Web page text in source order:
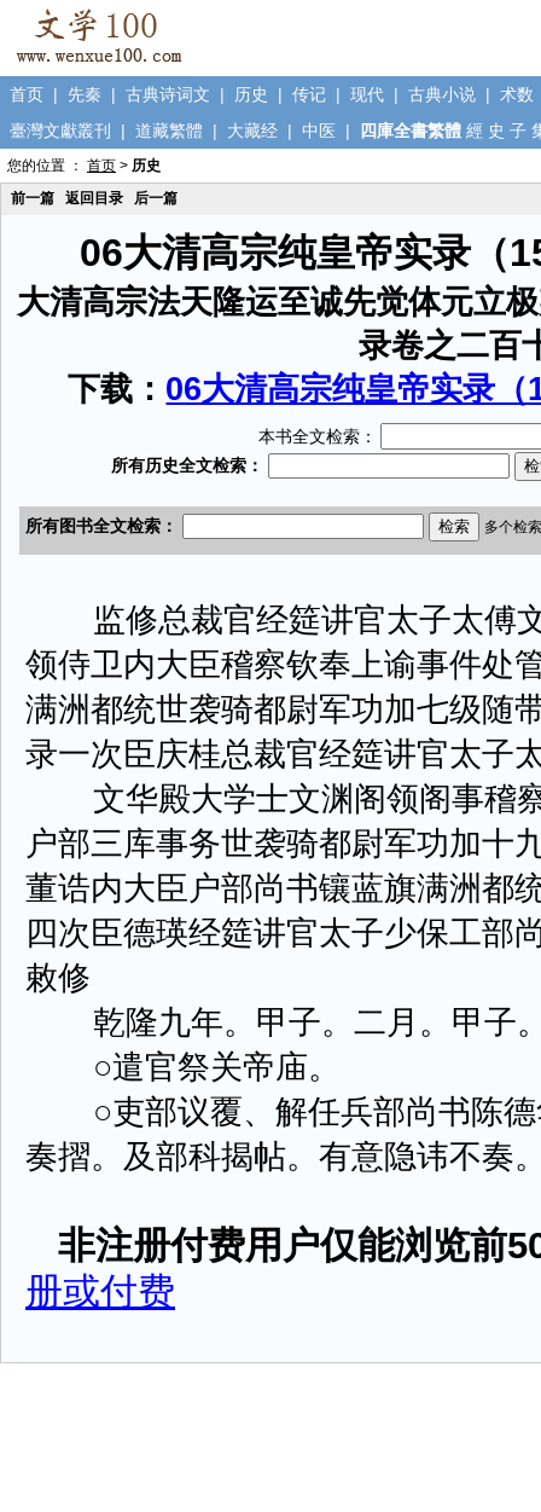
首页 | 先秦 | 古典诗词文 | 历史 | 传记 | 现代 | 古典小说 | 术数
臺灣文獻叢刊
| 道藏繁體 | 大藏经 | 中医 | 四庫全書繁體 經 史 子
您的位置 ： 首页 > 历史
前一篇
返回目录 后一篇
06大清高宗纯皇帝实录（
大清高宗法天隆运至诚先觉体元立
录卷之二百
下载： 06大清高宗纯皇帝实录
本书全文检索：
监修总裁官经筵讲官太子太傅
领侍卫内大臣稽察钦奉上谕事件处
满洲都统世袭骑都尉军功加七级随
录一次臣庆桂总裁官经筵讲官太子
文华殿大学士文渊阁领阁事稽
户部三库事务世袭骑都尉军功加十
董诰内大臣户部尚书镶蓝旗满洲都
四次臣德瑛经筵讲官太子少保工部
敕修
乾隆九年。甲子。二月。甲子
○遣官祭关帝庙。
○吏部议覆、解任兵部尚书陈德
奏摺。及部科揭帖。有意隐讳不奏
非注册付费用户仅能浏览前
册或付费